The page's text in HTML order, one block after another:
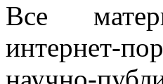
Все
интернет-